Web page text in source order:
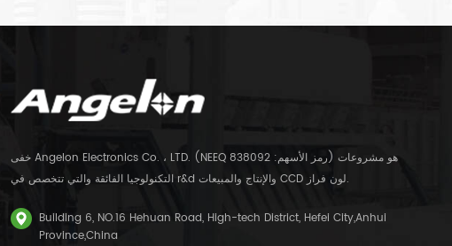
خفى Angelon Electronics Co. ، LTD. (NEEQ رمز الأسهم: 838092) هو مشروعات
التكنولوجيا الفائقة والتي تتخصص في r&d والإنتاج والمبيعات CCD لون فراز.
Building 6, NO.16 Hehuan Road, High-tech District, Hefei City,Anhui
Province,China